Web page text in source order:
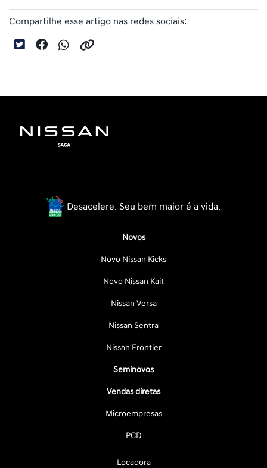
Compartilhe esse artigo nas redes sociais:
Desacelere. Seu bem maior é a vida.
Novos
Novo Nissan Kicks
Novo Nissan Kait
Nissan Versa
Nissan Sentra
Nissan Frontier
Seminovos
Vendas diretas
Microempresas
PCD
Locadora